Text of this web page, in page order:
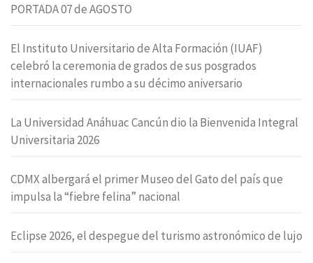
PORTADA 07 de AGOSTO
El Instituto Universitario de Alta Formación (IUAF)
celebró la ceremonia de grados de sus posgrados
internacionales rumbo a su décimo aniversario
La Universidad Anáhuac Cancún dio la Bienvenida Integral
Universitaria 2026
CDMX albergará el primer Museo del Gato del país que
impulsa la “fiebre felina” nacional
Eclipse 2026, el despegue del turismo astronómico de lujo